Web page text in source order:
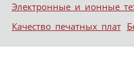
Электронные и ионные
Качество печатных плат